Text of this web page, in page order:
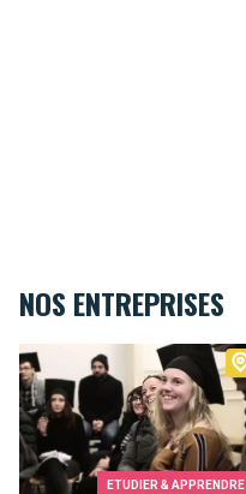
NOS ENTREPRISES
ETUDIER & APPRENDRE
Dream Your Life